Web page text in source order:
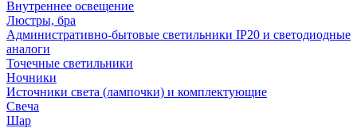
Внутреннее освещение
Люстры, бра
Административно-бытовые светильники IP20 и светодиодные
аналоги
Точечные светильники
Ночники
Источники света (лампочки) и комплектующие
Свеча
Шар